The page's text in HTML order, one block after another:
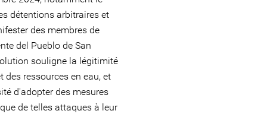
détentions arbitraires et
des membres de
del Pueblo de San
souligne la légitimité
des ressources en eau, et
d'adopter des mesures
de telles attaques à leur